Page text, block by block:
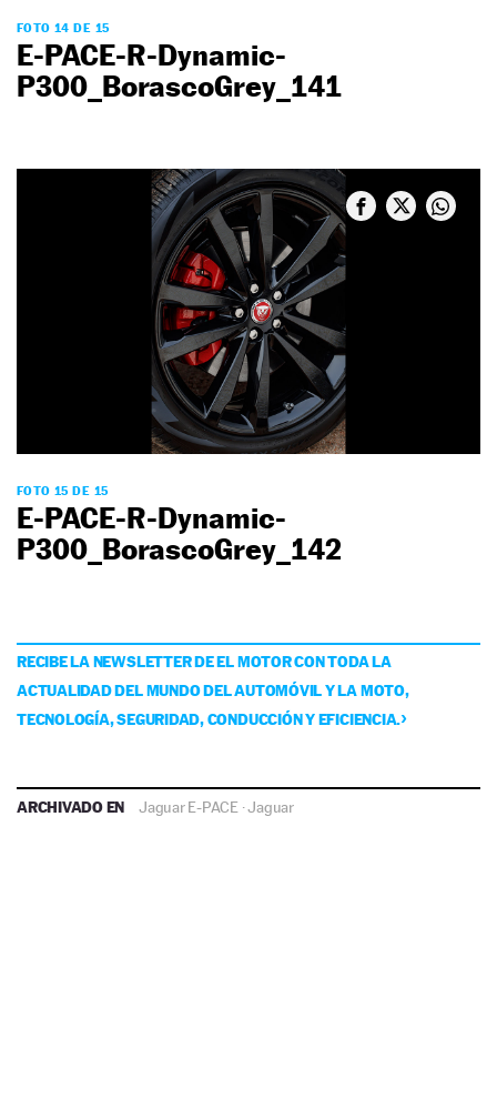
FOTO 14 DE 15
E-PACE-R-Dynamic-
P300_BorascoGrey_141
FOTO 15 DE 15
E-PACE-R-Dynamic-
P300_BorascoGrey_142
RECIBE LA NEWSLETTER DE EL MOTOR CON TODA LA
ACTUALIDAD DEL MUNDO DEL AUTOMÓVIL Y LA MOTO,
TECNOLOGÍA, SEGURIDAD, CONDUCCIÓN Y EFICIENCIA.
ARCHIVADO EN Jaguar E-PACE ·Jaguar